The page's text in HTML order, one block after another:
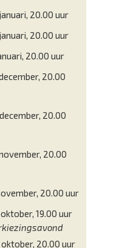
20.00 uur
20.00 uur
20.00 uur
20.00
20.00
20.00
20.00 uur
19.00 uur
20.00 uur